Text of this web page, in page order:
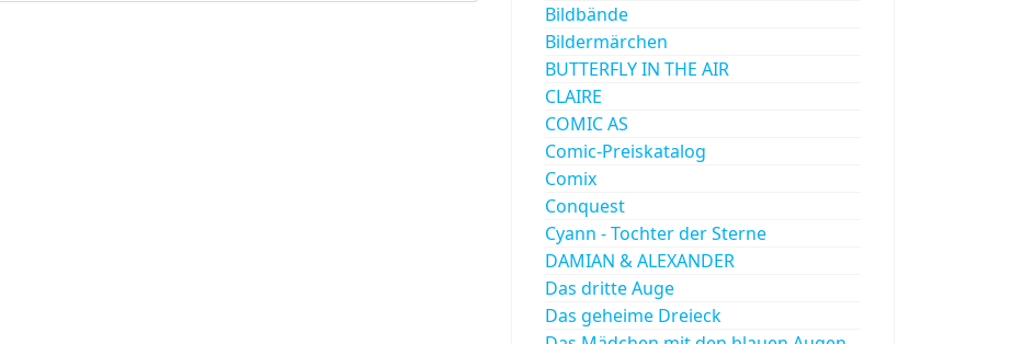
Bildbände
Bildermärchen
BUTTERFLY IN THE AIR
CLAIRE
COMIC AS
Comic-Preiskatalog
Comix
Conquest
Cyann - Tochter der Sterne
DAMIAN & ALEXANDER
Das dritte Auge
Das geheime Dreieck